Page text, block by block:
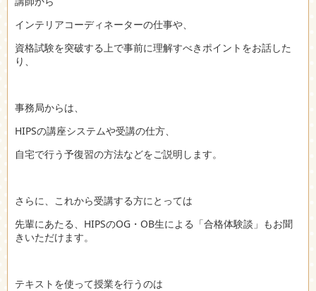
インテリアコーディネーターの仕事や、
資格試験を突破する上で事前に理解すべきポイントをお話した
り、
事務局からは、
HIPSの講座システムや受講の仕方、
自宅で行う予復習の方法などをご説明します。
さらに、これから受講する方にとっては
先輩にあたる、HIPSのOG・OB生による「合格体験談」もお聞
きいただけます。
テキストを使って授業を行うのは